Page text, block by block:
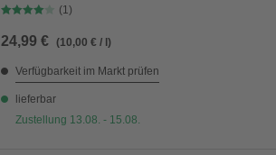
(1)
24,99 € (10,00 € / l)
Verfügbarkeit im Markt prüfen
lieferbar
Zustellung 13.08. - 15.08.